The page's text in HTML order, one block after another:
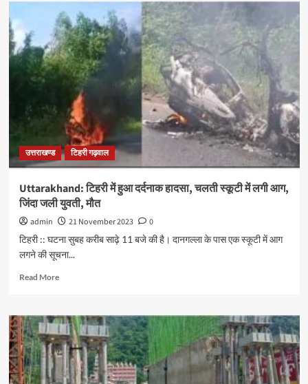
उत्तराखण्ड टिहरी गढ़वाल
Uttarakhand: टिहरी में हुआ दर्दनाक हादसा, चलती स्कूटी में लगी आग,
जिंदा जली युवती, मौत
admin 21 November 2023
0
टिहरी :: घटना सुबह करीब साढ़े 11 बजे की है। दानगल्ला के पास एक स्कूटी में आग
लगने की सूचना...
Read More